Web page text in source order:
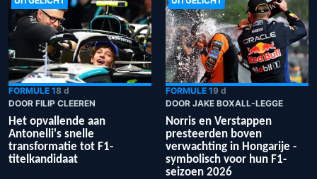
FORMULE 18 d
DOOR FILIP CLEEREN
Het opvallende aan
Antonelli's snelle
transformatie tot F1-
titelkandidaat
FORMULE 19 d
DOOR JAKE BOXALL-LEGGE
Norris en Verstappen
presteerden boven
verwachting in Hongarije -
symbolisch voor hun F1-
seizoen 2026